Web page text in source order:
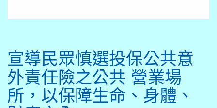
宣導民眾慎選投保公共意
外責任險之公共 營業場
所，以保障生命、身體、